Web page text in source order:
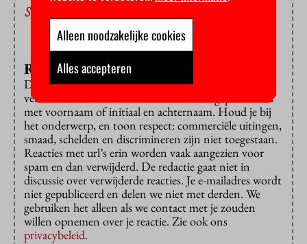
studietoeslag
Reageren?
Dat is alleen mogelijk met een e-mailadres dat is
verbonden aan de VU. Reacties worden gepubliceerd
met voornaam of initiaal en achternaam. Houd je bij
het onderwerp, en toon respect: commerciële uitingen,
smaad, schelden en discrimineren zijn niet toegestaan.
Reacties met url’s erin worden vaak aangezien voor
spam en dan verwijderd. De redactie gaat niet in
discussie over verwijderde reacties. Je e-mailadres wordt
niet gepubliceerd en delen we niet met derden. We
gebruiken het alleen als we contact met je zouden
willen opnemen over je reactie. Zie ook ons
privacybeleid.
Alleen noodzakelijke cookies
Alles accepteren